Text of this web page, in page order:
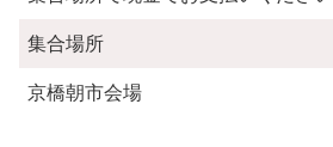
集合場所
京橋朝市会場